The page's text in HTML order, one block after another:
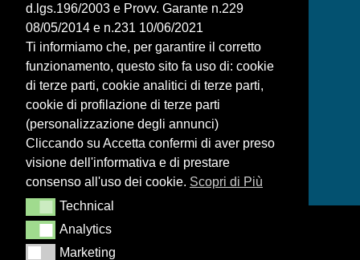
d.lgs.196/2003 e Provv. Garante n.229
08/05/2014 e n.231 10/06/2021
Ti informiamo che, per garantire il corretto
funzionamento, questo sito fa uso di: cookie
di terze parti, cookie analitici di terze parti,
cookie di profilazione di terze parti
(personalizzazione degli annunci)
Cliccando su Accetta confermi di aver preso
visione dell'informativa e di prestare
consenso all'uso dei cookie. Scopri di Più
TechnicalTechnical
AnalyticsAnalytics
MarketingMarketing
BAGNAFILO SRLS
PAGINE
SHOP
LEGAL